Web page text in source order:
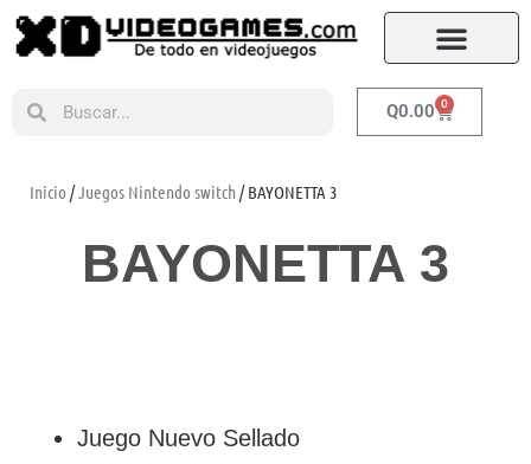
Q0.00 0
Inicio /Juegos Nintendo switch / BAYONETTA 3
BAYONETTA 3
Juego Nuevo Sellado